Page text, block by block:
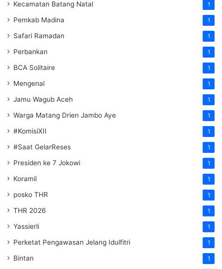
Kecamatan Batang Natal 1
Pemkab Madina 1
Safari Ramadan 1
Perbankan 1
BCA Solitaire 1
Mengenal 1
Jamu Wagub Aceh 1
Warga Matang Drien Jambo Aye 1
#KomisiXII 1
#Saat GelarReses 1
Presiden ke 7 Jokowi 1
Koramil 1
posko THR 1
THR 2026 1
Yassierli 1
Perketat Pengawasan Jelang Idulfitri 1
Bintan 1